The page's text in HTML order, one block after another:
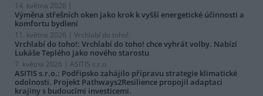
14. května 2026 |
Výměna střešních oken jako krok k vyšší energetické účinnosti a
komfortu bydlení
11. května 2026 | Vrchlabí do toho!
Vrchlabí do toho!: Vrchlabí do toho! chce vyhrát volby. Nabízí
Lukáše Teplého jako nového starostu
7. května 2026 | ASITIS s.r.o.
ASITIS s.r.o.: Podřipsko zahájilo přípravu strategie klimatické
odolnosti. Projekt Pathways2Resilience propojil adaptaci
krajiny s budoucími investicemi.